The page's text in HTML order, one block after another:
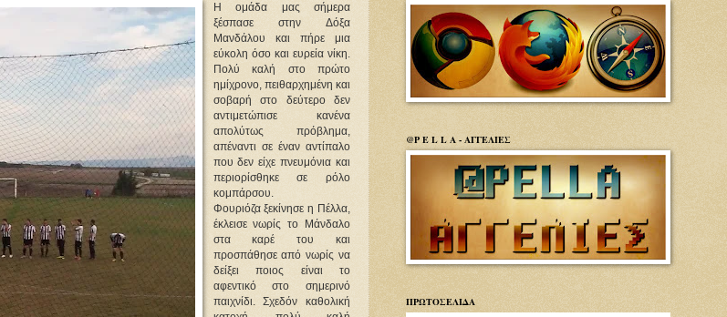
Η ομάδα μας σήμερα
ξέσπασε στην Δόξα
Μανδάλου και πήρε μια
εύκολη όσο και ευρεία νίκη.
Πολύ καλή στο πρώτο
ημίχρονο, πειθαρχημένη και
σοβαρή στο δεύτερο δεν
αντιμετώπισε κανένα
απολύτως πρόβλημα,
απέναντι σε έναν αντίπαλο
που δεν είχε πνευμόνια και
περιορίσθηκε σε ρόλο
κομπάρσου.
Φουριόζα ξεκίνησε η Πέλλα,
έκλεισε νωρίς το Μάνδαλο
στα καρέ του και
προσπάθησε από νωρίς να
δείξει ποιος είναι το
αφεντικό στο σημερινό
παιχνίδι. Σχεδόν καθολική
@P E L L A - ΑΓΓΕΛΙΕΣ
ΠΡΩΤΟΣΕΛΙΔΑ